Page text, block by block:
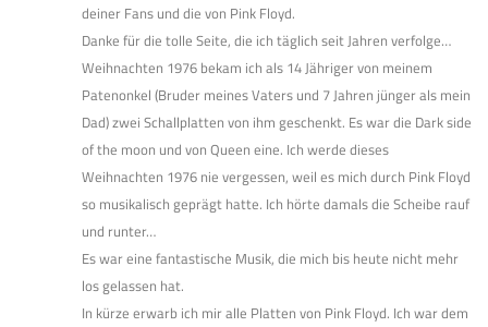
deiner Fans und die von Pink Floyd.
Danke für die tolle Seite, die ich täglich seit Jahren verfolge…
Weihnachten 1976 bekam ich als 14 Jähriger von meinem
Patenonkel (Bruder meines Vaters und 7 Jahren jünger als mein
Dad) zwei Schallplatten von ihm geschenkt. Es war die Dark side
of the moon und von Queen eine. Ich werde dieses
Weihnachten 1976 nie vergessen, weil es mich durch Pink Floyd
so musikalisch geprägt hatte. Ich hörte damals die Scheibe rauf
und runter…
Es war eine fantastische Musik, die mich bis heute nicht mehr
los gelassen hat.
In kürze erwarb ich mir alle Platten von Pink Floyd. Ich war dem